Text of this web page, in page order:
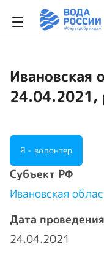
Ивановская
24.04.2021,
Я - волонтер
Cубъект РФ
Ивановская
Дата проведения
24.04.2021